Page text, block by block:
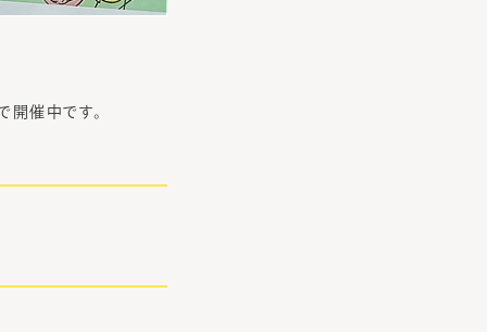
開催中です。